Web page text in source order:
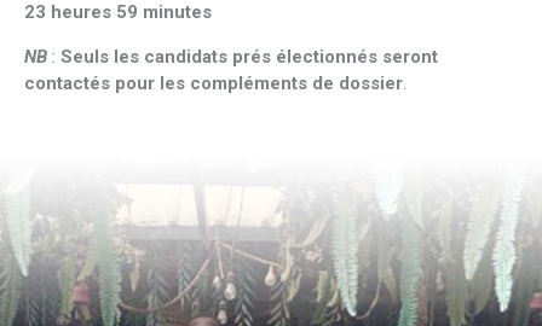
23 heures 59 minutes
NB : Seuls les candidats prés électionnés seront
contactés pour les compléments de dossier.